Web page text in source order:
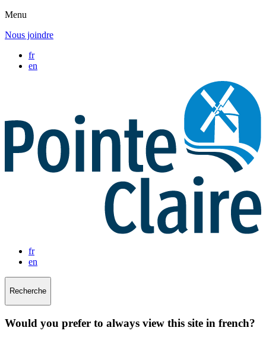
Menu
Nous joindre
fr
en
fr
en
Recherche
Would you prefer to always view this site in french?